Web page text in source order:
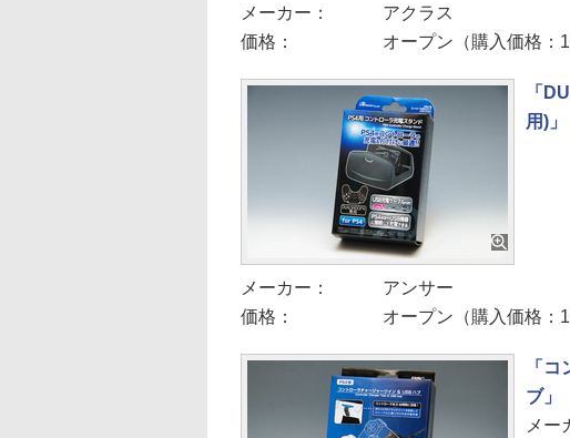
メーカー：
アクラス
価格：
オープン（購入価格：
「
用)」
メーカー：
アンサー
価格：
オープン（購入価格：
「
ブ」
メー